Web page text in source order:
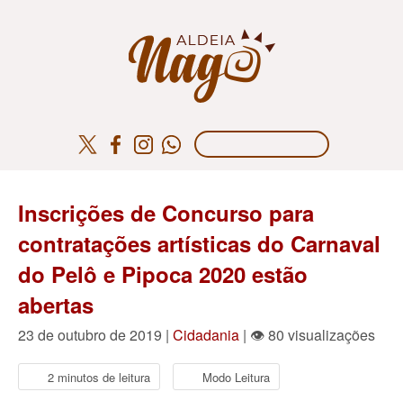
Inscrições de Concurso para
contratações artísticas do Carnaval
do Pelô e Pipoca 2020 estão
abertas
23 de outubro de 2019 | Cidadania | 👁 80 visualizações
2 minutos de leitura Modo Leitura